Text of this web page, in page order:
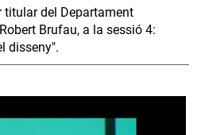
titular del Departament
Brufau, a la sessió 4:
disseny".